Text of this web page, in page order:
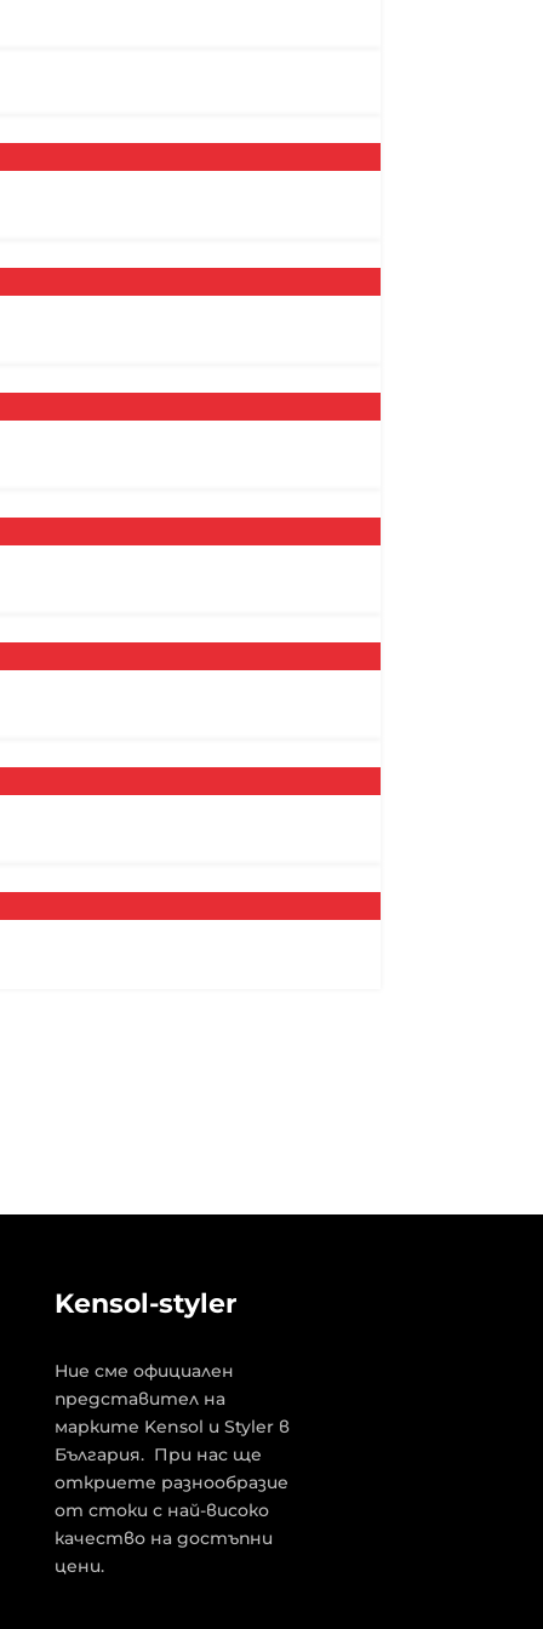
Kensol-styler
Ние сме официален
представител на
марките Kensol и Styler в
България. При нас ще
откриете разнообразие
от стоки с най-високо
качество на достъпни
цени.